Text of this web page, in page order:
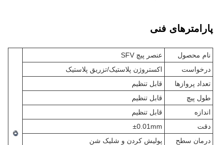
پارامترهای فنی
نام محصول
عنصر پیچ SFV
درخواست
اکستروژن پلاستیک/تزریق پلاستیک
تعداد پروازها
قابل تنظیم
طول پیچ
قابل تنظیم
اندازه
قابل تنظیم
دقت
±0.01mm
درمان سطح
پولیش کردن و شلیک شن